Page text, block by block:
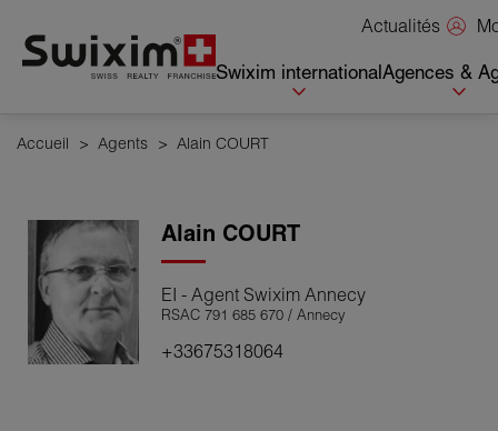
Actualités
Swixim internationalAgences &
Accueil > Agents > Alain COURT
Alain COURT
EI - Agent Swixim Annecy
RSAC 791 685 670 / Annecy
+33675318064